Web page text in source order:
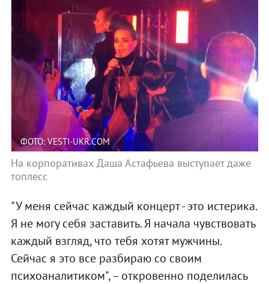
ФОТО: VESTI-UKR.COM
На корпоративах Даша Астафьева выступает даже
топлесс
"У меня сейчас каждый концерт - это истерика.
Я не могу себя заставить. Я начала чувствовать
каждый взгляд, что тебя хотят мужчины.
Сейчас я это все разбираю со своим
психоаналитиком", – откровенно поделилась